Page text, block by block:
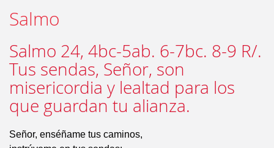
Salmo
Salmo 24, 4bc-5ab. 6-7bc. 8-9 R/.
Tus sendas, Señor, son
misericordia y lealtad para los
que guardan tu alianza.
Señor, enséñame tus caminos,